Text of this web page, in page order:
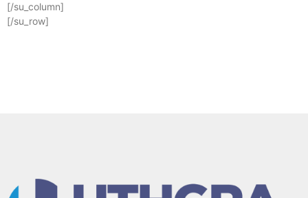
[/su_column]
[/su_row]